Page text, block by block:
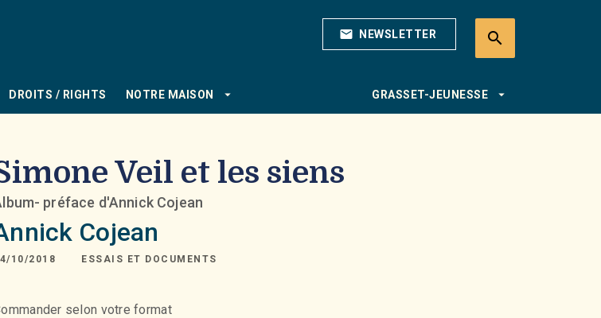
mail NEWSLETTER search
DROITS / RIGHTS NOTRE MAISON arrow_drop_down GRASSET-JEUNESSE arrow_drop_down
Veil et les siens
préface d'Annick Cojean
Cojean
10/2018 ESSAIS ET DOCUMENTS
selon votre format